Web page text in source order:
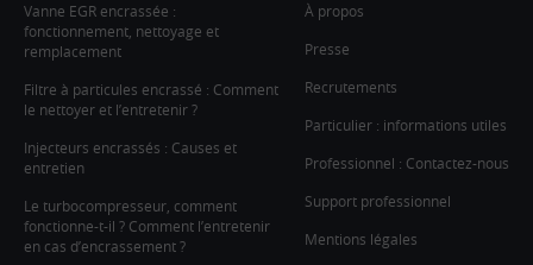
Vanne EGR encrassée :
fonctionnement, nettoyage et
remplacement
Filtre à particules encrassé : Comment
le nettoyer et l’entretenir ?
Injecteurs encrassés : Causes et
entretien
Le turbocompresseur, comment
fonctionne-t-il ? Comment l’entretenir
en cas d’encrassement ?
À propos
Presse
Recrutements
Particulier : informations utiles
Professionnel : Contactez-nous
Support professionnel
Mentions légales